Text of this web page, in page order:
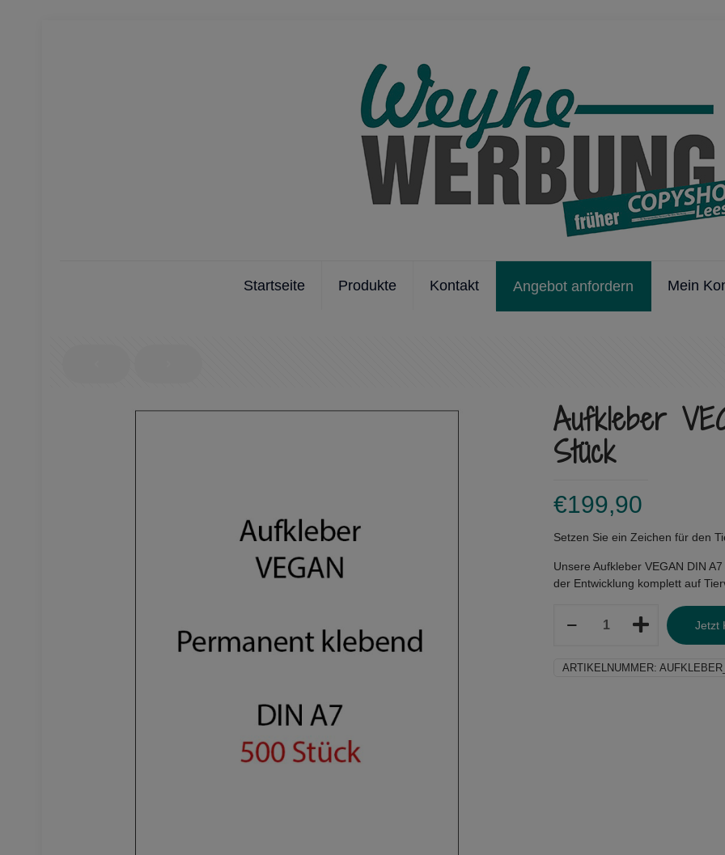
Startseite Produkte Kontakt Angebot anfordern Mein
Aufkleber
Stück
€199,90
Setzen Sie ein Zeichen für den
Unsere Aufkleber VEGAN DIN
der Entwicklung komplett auf
VEGAN
A7
Jetzt
ARTIKELNUMMER: